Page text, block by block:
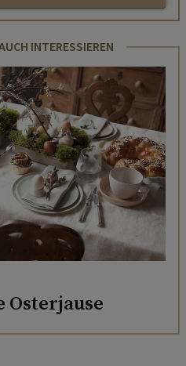
INTERESSIEREN
Osterjause